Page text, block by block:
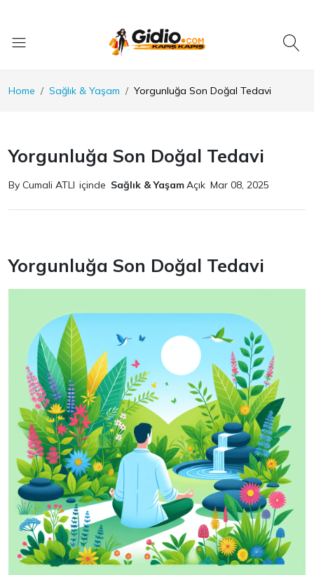
Home Sağlık & Yaşam Yorgunluğa Son Doğal Tedavi
Yorgunluğa Son Doğal Tedavi
By Cumali ATLI içinde Sağlık & YaşamAçık Mar 08, 2025
Yorgunluğa Son Doğal Tedavi